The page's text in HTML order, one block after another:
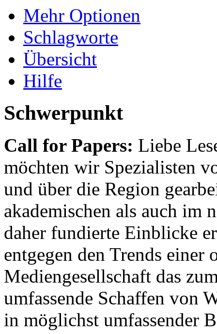
Mehr Optionen
Schlagworte
Übersicht
Hilfe
Schwerpunkt
Call for Papers: Liebe
möchten wir Spezialisten
und über die Region
akademischen als auch im
daher fundierte Einblicke
entgegen den Trends einer
Mediengesellschaft das
umfassende Schaffen von
in möglichst umfassender